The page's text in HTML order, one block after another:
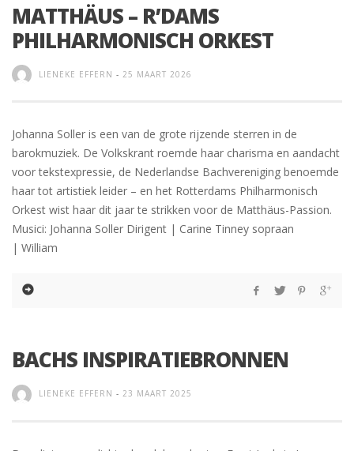
MATTHÄUS – R’DAMS
PHILHARMONISCH ORKEST
LIENEKE EFFERN - 25 MAART 2026
Johanna Soller is een van de grote rijzende sterren in de
barokmuziek. De Volkskrant roemde haar charisma en aandacht
voor tekstexpressie, de Nederlandse Bachvereniging benoemde
haar tot artistiek leider – en het Rotterdams Philharmonisch
Orkest wist haar dit jaar te strikken voor de Matthäus-Passion.
Musici: Johanna Soller Dirigent | Carine Tinney sopraan
| William
BACHS INSPIRATIEBRONNEN
LIENEKE EFFERN - 23 MAART 2025